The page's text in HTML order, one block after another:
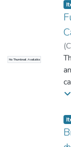
No Thumbnail Available
(
Я.